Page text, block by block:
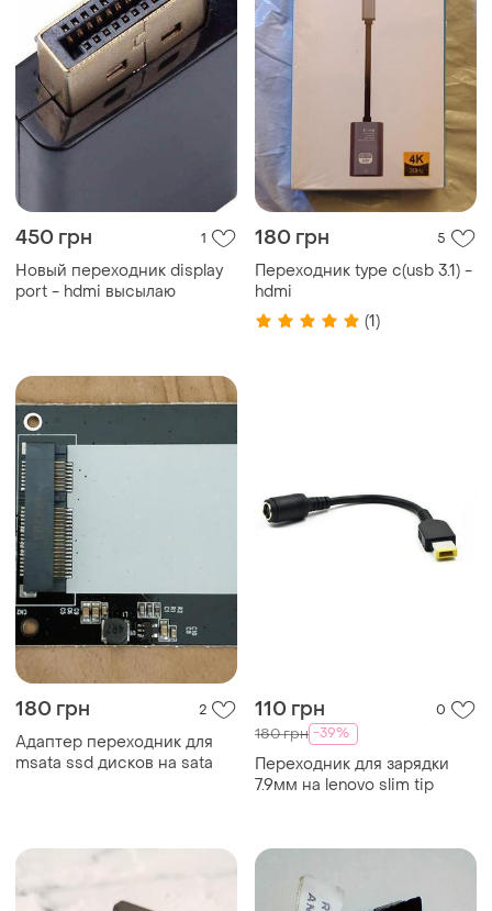
450 грн 1
Новый переходник display
port - hdmi высылаю
180 грн 5
Переходник type c(usb 3.1) -
hdmi
(1)
180 грн 2
Адаптер переходник для
msata ssd дисков на sata
110 грн 0
180 грн -39%
Переходник для зарядки
7.9мм на lenovo slim tip